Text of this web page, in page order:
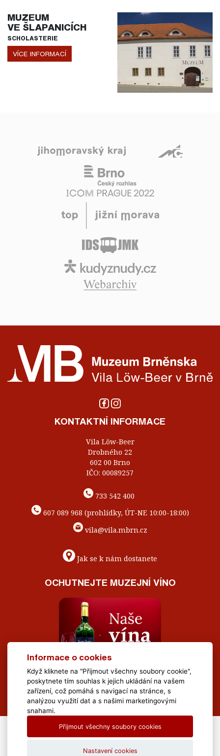
MUZEUM
VE ŠLAPANICÍCH
SCHOLASTERIE
VÍCE INFORMACÍ
KONTAKTNÍ INFORMACE
Vila Löw-Beer
Drobného 22
602 00 Brno
IČO: 00089257
733 542 400
607 089 968 (prohlídky, ÚT-NE 10:00-18:00)
vila@vila.mbrn.cz
Jak se k nám dostanete
OCHUTNEJTE MUZEJNÍ VÍNO
All Rights Reserved Muzeum Brněnska © 2020, Webdesign by
Informace o cookies
Když kliknete na "Přijmout všechny soubory cookie",
poskytnete tím souhlas k jejich ukládání na vašem
zařízení, což pomáhá s navigací na stránce, s
analýzou využití dat a s našimi marketingovými
snahami.
Přijmout všechny soubory cookies
Nastavení cookies